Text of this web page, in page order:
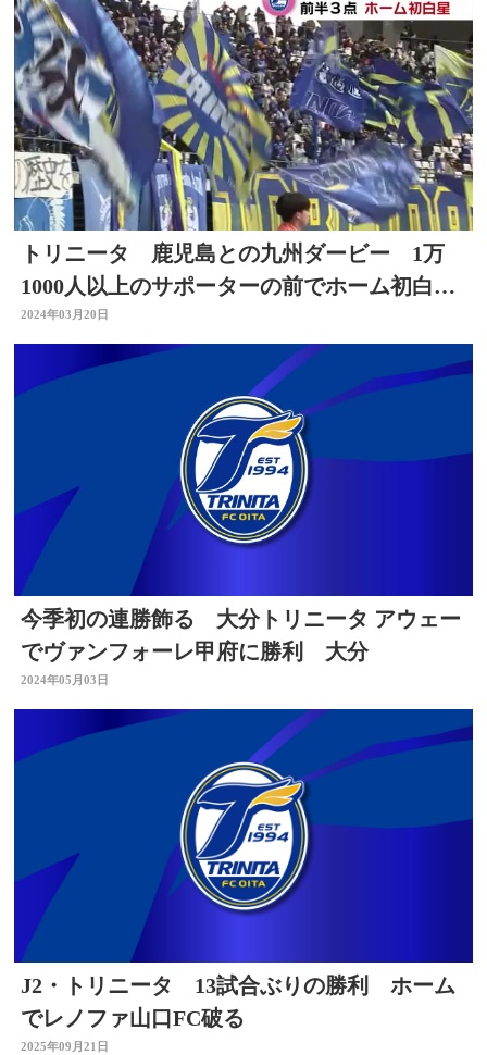
トリニータ 鹿児島との九州ダービー 1万
1000人以上のサポーターの前でホーム初白
星 大分
2024年03月20日
今季初の連勝飾る 大分トリニータ アウェー
でヴァンフォーレ甲府に勝利 大分
2024年05月03日
J2・トリニータ 13試合ぶりの勝利 ホーム
でレノファ山口FC破る
2025年09月21日